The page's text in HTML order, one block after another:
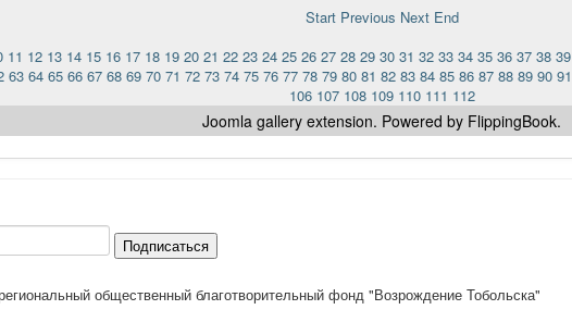
Start Previous Next End
11 12 13 14 15 16 17 18 19 20 21 22 23 24 25 26 27 28 29 30 31 32 33 34 35 36 37 38 39
63 64 65 66 67 68 69 70 71 72 73 74 75 76 77 78 79 80 81 82 83 84 85 86 87 88 89 90 91
106 107 108 109 110 111 112
Joomla gallery extension. Powered by FlippingBook.
Подписаться
общественный благотворительный фонд "Возрождение Тобольска"